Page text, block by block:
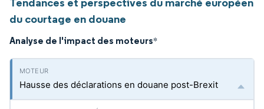
du courtage en douane
Analyse de l'impact des moteurs*
Hausse des déclarations en douane post-Brexit